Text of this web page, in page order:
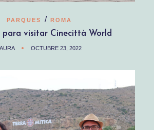
PARQUES / ROMA
para visitar Cinecittà World
OCTUBRE 23, 2022